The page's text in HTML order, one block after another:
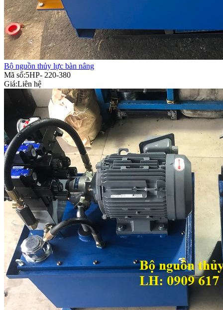
Bộ nguồn thủy lực bàn nâng
Mã số:5HP- 220-380
Giá:Liên hệ